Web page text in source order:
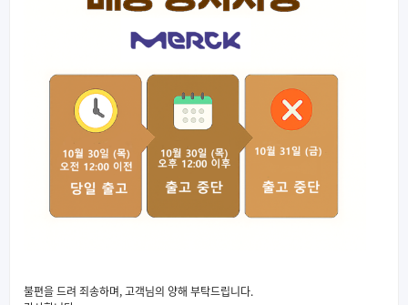
불편을 드려 죄송하며, 고객님의 양해 부탁드립니다.